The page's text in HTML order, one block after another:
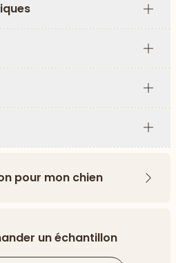
Plus
Plus
Plus
Plus
pour mon chien
un échantillon